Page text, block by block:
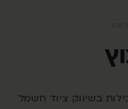
בשיווק ציוד חשמל